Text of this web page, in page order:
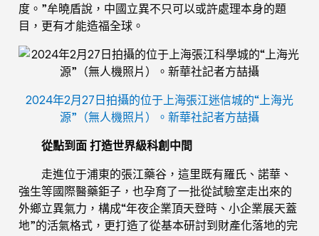
度。”牟曉盾說，中國立異不只可以或許處理本身的題
目，更有才能造福全球。
2024年2月27日拍攝的位于上海張江迷信城的“上海光
源”（無人機照片）。新華社記者方喆攝
從點到面 打造世界級科創中間
走進位于浦東的張江藥谷，這里既有羅氏、諾華、
強生等國際醫藥鉅子，也孕育了一批從試驗室走出來的
外鄉立異氣力，構成“年夜企業頂天登時、小企業展天蓋
地”的活氣格式，更打造了從基本研討到財產化落地的完